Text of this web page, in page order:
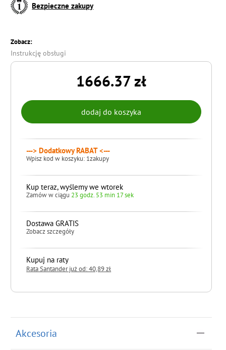
Bezpieczne zakupy
Zobacz:
Instrukcję obsługi
1666.37 zł
---> Dodatkowy RABAT <---
Wpisz kod w koszyku: 1zakupy
Kup teraz, wyślemy we wtorek
Zamów w ciągu 23 godz. 53 min 16 sek
Dostawa GRATIS
Zobacz szczegóły
Kupuj na raty
Rata Santander już od: 40,89 zł
Akcesoria